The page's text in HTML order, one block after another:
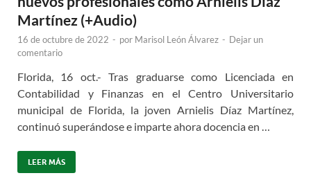
Martínez (+Audio)
16 de octubre de 2022 - por Marisol León Álvarez - Dejar un
comentario
Florida, 16 oct.- Tras graduarse como Licenciada en
Contabilidad y Finanzas en el Centro Universitario
municipal de Florida, la joven Arnielis Díaz Martínez,
continuó superándose e imparte ahora docencia en …
LEER MÁS